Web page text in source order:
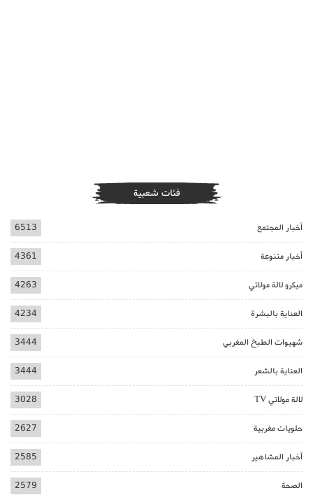
فئات شعبية
أخبار المجتمع 6513
أخبار متنوعة 4361
ميكرو لالة مولاتي 4263
العناية بالبشرة 4234
شهيوات الطبخ المغربي 3444
العناية بالشعر 3444
لالة مولاتي TV 3028
حلويات مغربية 2627
أخبار المشاهير 2585
الصحة 2579